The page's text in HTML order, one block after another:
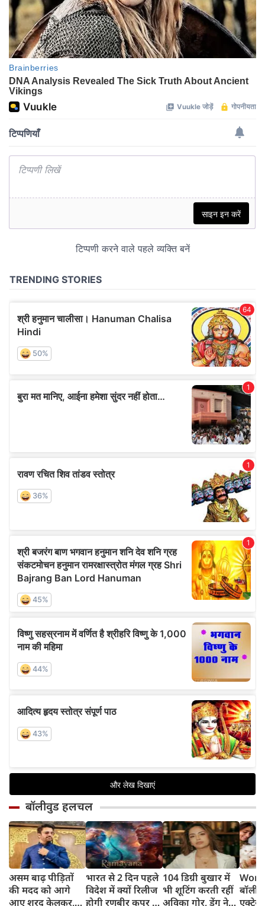
बॉलीवुड हलचल
असम बाढ़ पीड़ितों
की मदद को आगे
आए शरद केलकर,
भारत से 2 दिन पहले
विदेश में क्यों रिलीज
होगी रणबीर कपूर की
104 डिग्री बुखार में
भी शूटिंग करती रहीं
अविका गोर, डेंगू ने